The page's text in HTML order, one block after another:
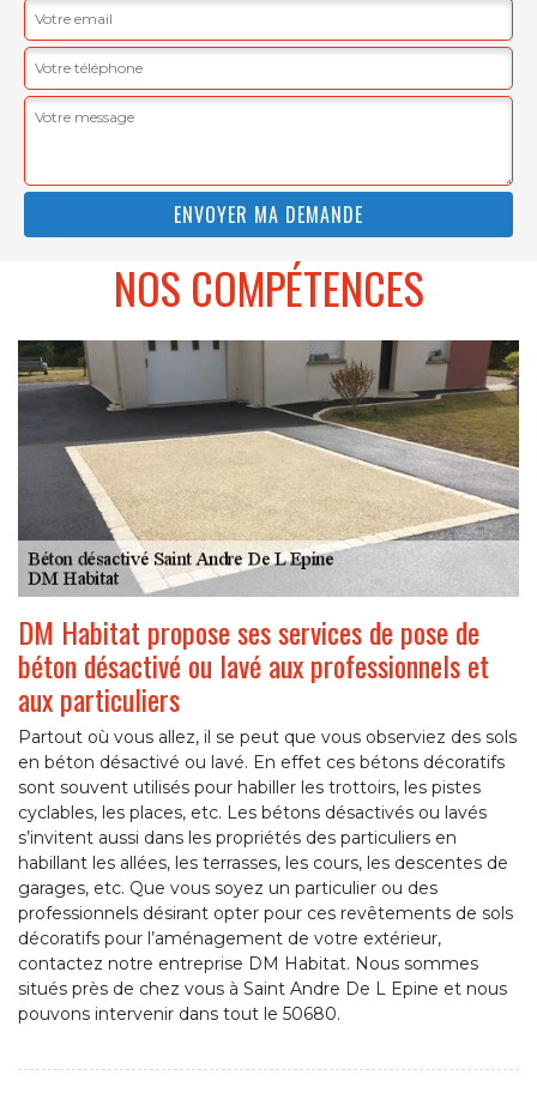
NOS COMPÉTENCES
DM Habitat propose ses services de pose de
béton désactivé ou lavé aux professionnels et
aux particuliers
Partout où vous allez, il se peut que vous observiez des sols
en béton désactivé ou lavé. En effet ces bétons décoratifs
sont souvent utilisés pour habiller les trottoirs, les pistes
cyclables, les places, etc. Les bétons désactivés ou lavés
s’invitent aussi dans les propriétés des particuliers en
habillant les allées, les terrasses, les cours, les descentes de
garages, etc. Que vous soyez un particulier ou des
professionnels désirant opter pour ces revêtements de sols
décoratifs pour l’aménagement de votre extérieur,
contactez notre entreprise DM Habitat. Nous sommes
situés près de chez vous à Saint Andre De L Epine et nous
pouvons intervenir dans tout le 50680.